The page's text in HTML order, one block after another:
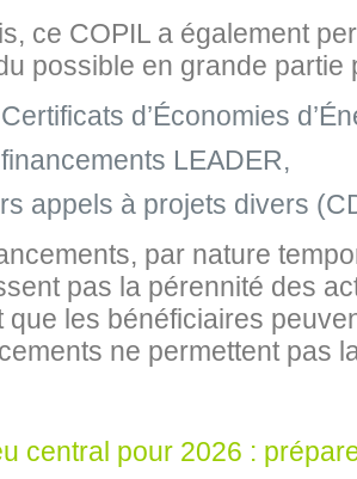
ce COPIL a également
possible en grande
d’Économies
LEADER,
appels à projets divers
par nature
pas la pérennité des
que les bénéficiaires
ne permettent pas
central pour 2026 :